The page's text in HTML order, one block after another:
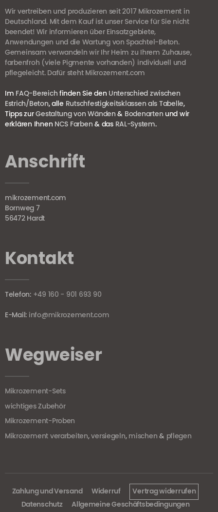
Wir vertreiben und produzieren seit 2017 Mikrozement in
Deutschland. Mit dem Kauf ist unser Service für Sie nicht
beendet! Wir informieren über Einsatzgebiete,
Anwendungen und die Wartung von Spachtel-Beton.
Gemeinsam verwandeln wir Ihr Heim zu Ihrem Zuhause,
farbenfroh (viele Pigmente vorhanden) individuell und
pflegeleicht. Dafür steht Mikrozement.com
Im FAQ-Bereich finden Sie den Unterschied zwischen
Estrich/Beton, alle Rutschfestigkeitsklassen als Tabelle,
Tipps zurGestaltung von Wänden & Bodenarten und wir
erklären Ihnen NCS Farben & das RAL-System.
Anschrift
mikrozement.com
Bornweg 7
56472 Hardt
Kontakt
Telefon: +49 160 - 901 693 90
E-Mail: info@mikrozement.com
Wegweiser
Mikrozement-Sets
wichtiges Zubehör
Mikrozement-Proben
Mikrozement verarbeiten,versiegeln, mischen & pflegen
Zahlung und Versand Widerruf
Vertrag widerrufen
Datenschutz
Allgemeine Geschäftsbedingungen